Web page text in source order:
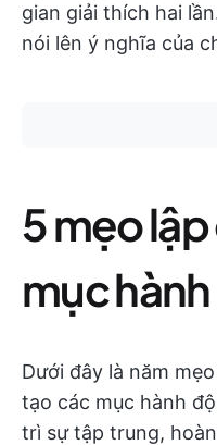
gian giải thích hai
nói lên ý nghĩa của
5 mẹo
mục
Dưới đây là năm
tạo các mục hành
trì sự tập trung,